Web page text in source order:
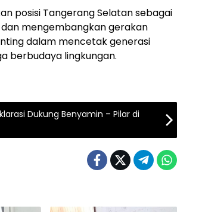
posisi Tangerang Selatan sebagai
mengembangkan gerakan
dalam mencetak generasi
berbudaya lingkungan.
Dukung Benyamin – Pilar di